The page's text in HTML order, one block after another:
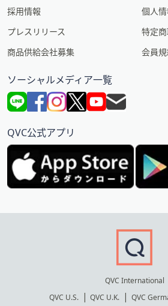
採用情報
プレスリリース
商品供給会社募集
個人
特定
会員
ソーシャルメディア一覧
QVC公式アプリ
QVC International
QVC U.S.
QVC U.K. QVC